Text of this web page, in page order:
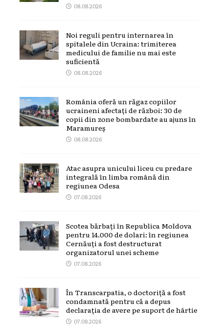
08.08.2026
Noi reguli pentru internarea în
spitalele din Ucraina: trimiterea
medicului de familie nu mai este
suficientă
08.08.2026
România oferă un răgaz copiilor
ucraineni afectați de război: 30 de
copii din zone bombardate au ajuns în
Maramureș
08.08.2026
Atac asupra unicului liceu cu predare
integrală în limba română din
regiunea Odesa
07.08.2026
Scotea bărbați în Republica Moldova
pentru 14.000 de dolari: în regiunea
Cernăuți a fost destructurat
organizatorul unei scheme
07.08.2026
În Transcarpatia, o doctoriță a fost
condamnată pentru că a depus
declarația de avere pe suport de hârtie
07.08.2026